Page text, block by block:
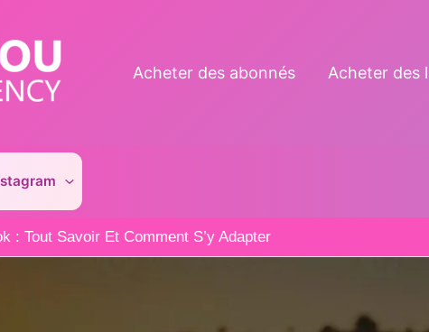
Acheter des abonnés Acheter des
: Tout Savoir Et Comment S’y Adapter